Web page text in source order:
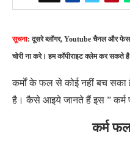
सूचना: दूसरे ब्लॉगर, Youtube चैनल और
चोरी ना करे। हम कॉपीराइट क्लेम कर सकते है
कर्मों के फल से कोई नहीं बच सका
है। कैसे आइये जानते हैं इस ” कर्म
कर्म